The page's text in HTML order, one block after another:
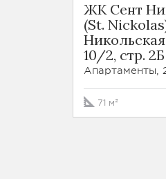
ЖК Сент
(St.
10/2, стр. 2Б
Апартаменты,
71 м²